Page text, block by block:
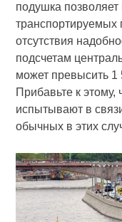
подушка
транспортируемых
отсутствия
подсчетам
может превысить
Прибавьте к
испытывают в
обычных в этих